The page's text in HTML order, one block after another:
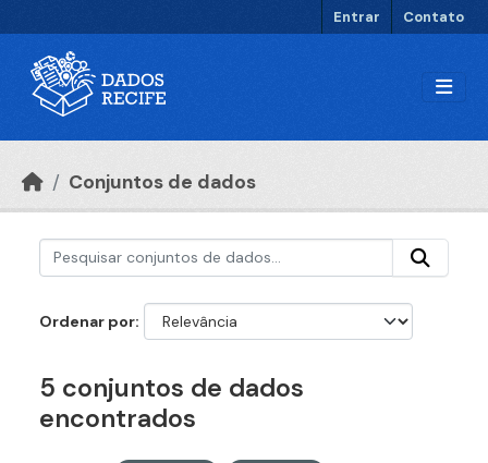
Entrar Contato
Conjuntos de dados
Ordenar por
5 conjuntos de dados
encontrados